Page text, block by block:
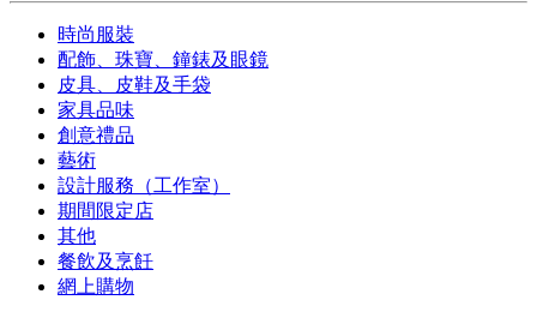
時尚服裝
配飾、珠寶、鐘錶及眼鏡
皮具、皮鞋及手袋
家具品味
創意禮品
藝術
設計服務（工作室）
期間限定店
其他
餐飲及烹飪
網上購物